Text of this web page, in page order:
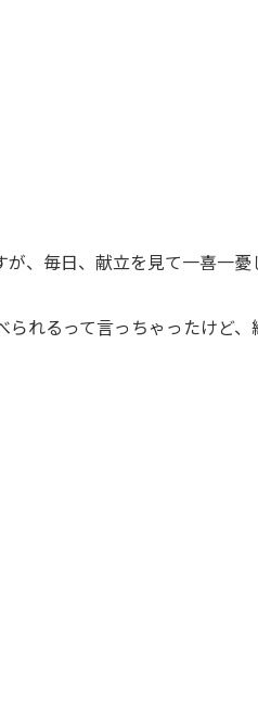
、毎日、献立を見て一喜一憂
れるって言っちゃったけど